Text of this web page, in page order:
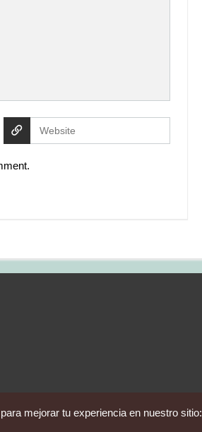
mejorar tu experiencia en nuestro sitio: